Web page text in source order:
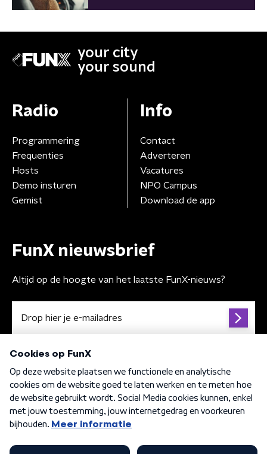
your city
your sound
Radio
Programmering
Frequenties
Hosts
Demo insturen
Gemist
Info
Contact
Adverteren
Vacatures
NPO Campus
Download de app
FunX nieuwsbrief
Altijd op de hoogte van het laatste FunX-nieuws?
Algemene voorwaarden Privacybeleid